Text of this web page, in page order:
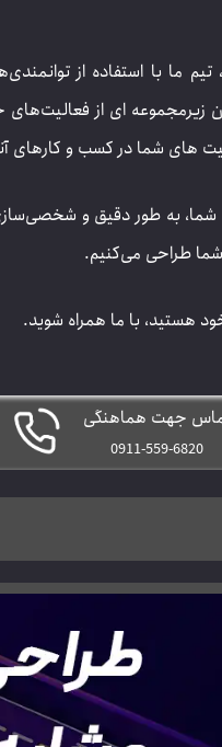
تیم ما با استفاده از
زیرمجموعه ای از
های شما در کسب و کارهای
شما، به طور دقیق و
شما طراحی می‌کنیم.
هستید، با ما همراه شوید.
جهت هماهنگی
0911-559-6820